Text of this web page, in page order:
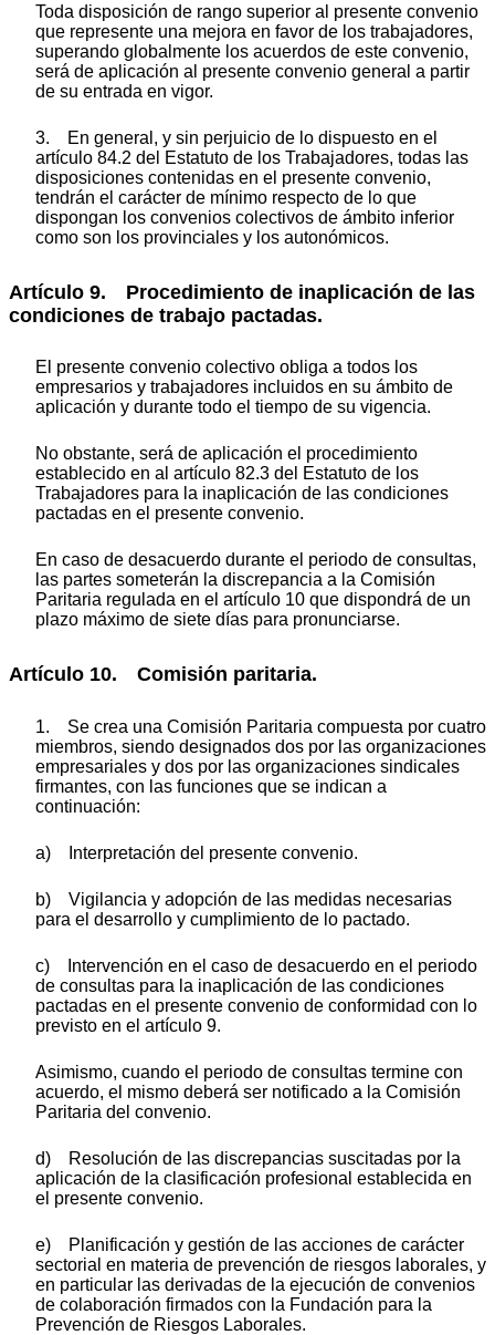
Toda disposición de rango superior al presente convenio
que represente una mejora en favor de los trabajadores,
superando globalmente los acuerdos de este convenio,
será de aplicación al presente convenio general a partir
de su entrada en vigor.
3. En general, y sin perjuicio de lo dispuesto en el
artículo 84.2 del Estatuto de los Trabajadores, todas las
disposiciones contenidas en el presente convenio,
tendrán el carácter de mínimo respecto de lo que
dispongan los convenios colectivos de ámbito inferior
como son los provinciales y los autonómicos.
Artículo 9. Procedimiento de inaplicación de las
condiciones de trabajo pactadas.
El presente convenio colectivo obliga a todos los
empresarios y trabajadores incluidos en su ámbito de
aplicación y durante todo el tiempo de su vigencia.
No obstante, será de aplicación el procedimiento
establecido en al artículo 82.3 del Estatuto de los
Trabajadores para la inaplicación de las condiciones
pactadas en el presente convenio.
En caso de desacuerdo durante el periodo de consultas,
las partes someterán la discrepancia a la Comisión
Paritaria regulada en el artículo 10 que dispondrá de un
plazo máximo de siete días para pronunciarse.
Artículo 10. Comisión paritaria.
1. Se crea una Comisión Paritaria compuesta por cuatro
miembros, siendo designados dos por las organizaciones
empresariales y dos por las organizaciones sindicales
firmantes, con las funciones que se indican a
continuación:
a) Interpretación del presente convenio.
b) Vigilancia y adopción de las medidas necesarias
para el desarrollo y cumplimiento de lo pactado.
c) Intervención en el caso de desacuerdo en el periodo
de consultas para la inaplicación de las condiciones
pactadas en el presente convenio de conformidad con lo
previsto en el artículo 9.
Asimismo, cuando el periodo de consultas termine con
acuerdo, el mismo deberá ser notificado a la Comisión
Paritaria del convenio.
d) Resolución de las discrepancias suscitadas por la
aplicación de la clasificación profesional establecida en
el presente convenio.
e) Planificación y gestión de las acciones de carácter
sectorial en materia de prevención de riesgos laborales, y
en particular las derivadas de la ejecución de convenios
de colaboración firmados con la Fundación para la
Prevención de Riesgos Laborales.